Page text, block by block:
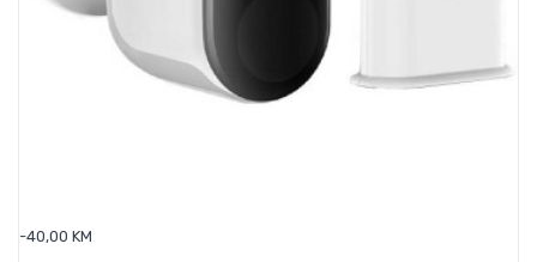
-40,00 KM